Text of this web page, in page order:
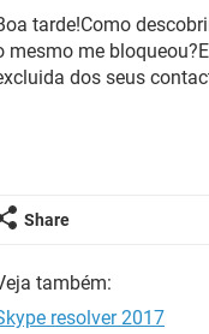
tarde!Como
mesmo me
dos seus
Share
também:
resolver 2017